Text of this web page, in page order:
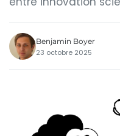
Benjamin Boyer
23 octobre 2025